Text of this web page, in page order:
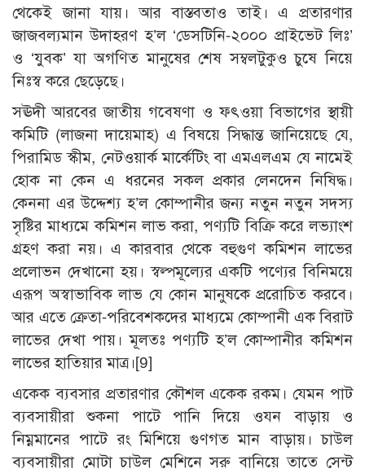
থেকেই জানা যায়। আর বাস্তবতাও তাই। এ প্রতারণার
জাজবল্যমান উদাহরণ হ’ল ‘ডেসটিনি-২০০০ প্রাইভেট লিঃ’
ও ‘যুবক’ যা অগণিত মানুষের শেষ সম্বলটুকুও চুষে নিয়ে
নিঃস্ব করে ছেড়েছে।
সঊদী আরবের জাতীয় গবেষণা ও ফৎওয়া বিভাগের স্থায়ী
কমিটি (লাজনা দায়েমাহ) এ বিষয়ে সিদ্ধান্ত জানিয়েছে যে,
পিরামিড স্কীম, নেটওয়ার্ক মার্কেটিং বা এমএলএম যে নামেই
হোক না কেন এ ধরনের সকল প্রকার লেনদেন নিষিদ্ধ।
কেননা এর উদ্দেশ্য হ’ল কোম্পানীর জন্য নতুন নতুন সদস্য
সৃষ্টির মাধ্যমে কমিশন লাভ করা, পণ্যটি বিক্রি করে লভ্যাংশ
গ্রহণ করা নয়। এ কারবার থেকে বহুগুণ কমিশন লাভের
প্রলোভন দেখানো হয়। স্বল্পমূল্যের একটি পণ্যের বিনিময়ে
এরূপ অস্বাভাবিক লাভ যে কোন মানুষকে প্ররোচিত করবে।
আর এতে ক্রেতা-পরিবেশকদের মাধ্যমে কোম্পানী এক বিরাট
লাভের দেখা পায়। মূলতঃ পণ্যটি হ’ল কোম্পানীর কমিশন
লাভের হাতিয়ার মাত্র।[9]
একেক ব্যবসার প্রতারণার কৌশল একেক রকম। যেমন পাট
ব্যবসায়ীরা শুকনা পাটে পানি দিয়ে ওযন বাড়ায় ও
নিম্নমানের পাটে রং মিশিয়ে গুণগত মান বাড়ায়। চাউল
ব্যবসায়ীরা মোটা চাউল মেশিনে সরু বানিয়ে তাতে সেন্ট